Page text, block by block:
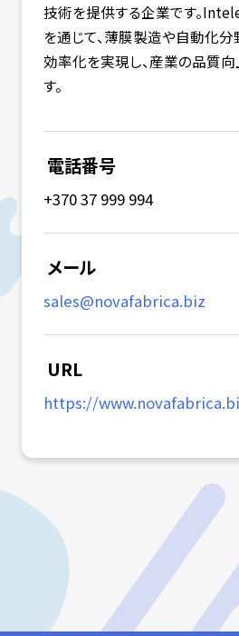
技術を提供する企業です。
を通じて、薄膜製造や自動化
効率化を実現し、産業の品質
す。
電話番号
+370 37 999 994
メール
sales@novafabrica.biz
URL
https://